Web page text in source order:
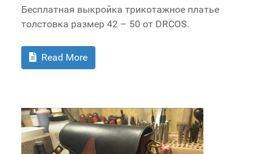
Бесплатная выкройка трикотажное платье
толстовка размер 42 – 50 от DRCOS.
Read More